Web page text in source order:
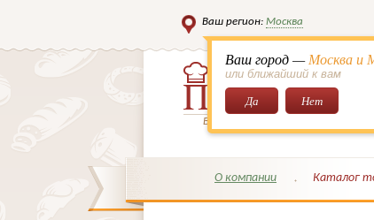
Ваш регион: Москва
Ваш город —Москва и
или ближайший к вам
Да Нет
Всё для кондитеров и поваров!
О компании Каталог